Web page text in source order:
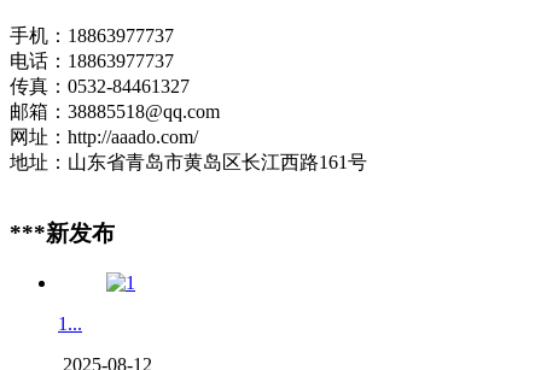
手机：18863977737
电话：18863977737
传真：0532-84461327
邮箱：38885518@qq.com
网址：http://aaado.com/
地址：山东省青岛市黄岛区长江西路161号
***新发布
1...
2025-08-12